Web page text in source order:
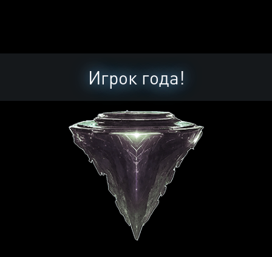
Игрок года!